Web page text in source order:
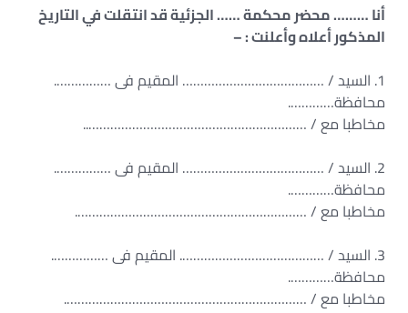
أنا ……… محضر محكمة …… الجزئية قد انتقلت في التاريخ
المذكور أعلاه وأعلنت : –
1. السيد / ………………………………… المقيم فى …………….
محافظة………….
مخاطبا مع / ……………………………………………………..
2. السيد / ………………………………… المقيم فى …………….
محافظة………….
مخاطبا مع / ……………………………………………………….
3. السيد / …………………………………. المقيم فى …………….
محافظة………….
مخاطبا مع / ………………………………………………………….